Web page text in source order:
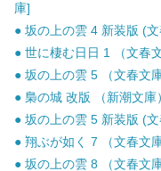
庫]
● 坂の上の雲 4 新装版 (
● 世に棲む日日 1 （文春
● 坂の上の雲 5 （文春文
● 梟の城 改版 （新潮文
● 坂の上の雲 5 新装版 (
● 翔ぶが如く 7 （文春文
● 坂の上の雲 8 （文春文